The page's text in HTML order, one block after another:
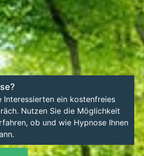
Interessierten ein kostenfreies
Nutzen Sie die Möglichkeit
ob und wie Hypnose Ihnen